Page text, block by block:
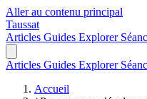
Aller au contenu principal
Taussat
Articles Guides Explorer
Articles Guides Explorer
Accueil